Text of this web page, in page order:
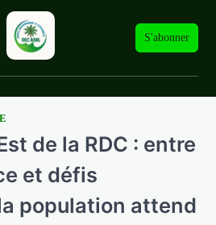
S'abonner
de la RDC : entre
et défis
population attend